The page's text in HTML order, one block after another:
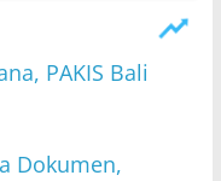
PAKIS Bali
Dokumen,